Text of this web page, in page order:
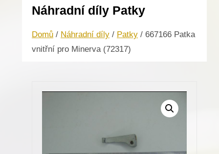
Náhradní díly Patky
Domů / Náhradní díly / Patky / 667166 Patka
vnitřní pro Minerva (72317)